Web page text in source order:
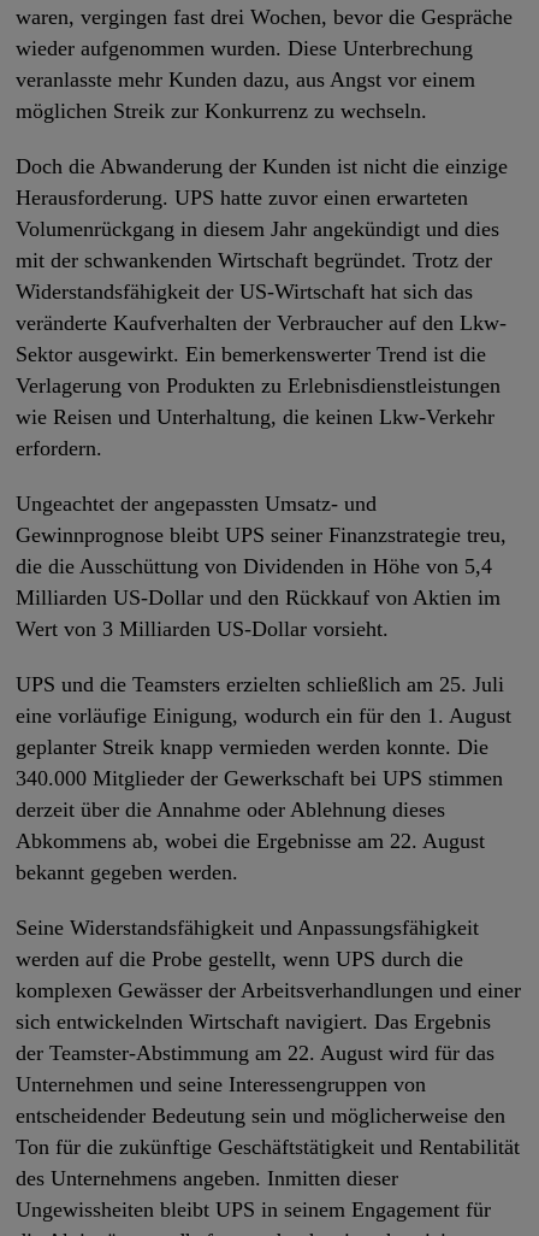
waren, vergingen fast drei Wochen, bevor die Gespräche
wieder aufgenommen wurden. Diese Unterbrechung
veranlasste mehr Kunden dazu, aus Angst vor einem
möglichen Streik zur Konkurrenz zu wechseln.
Doch die Abwanderung der Kunden ist nicht die einzige
Herausforderung. UPS hatte zuvor einen erwarteten
Volumenrückgang in diesem Jahr angekündigt und dies
mit der schwankenden Wirtschaft begründet. Trotz der
Widerstandsfähigkeit der US-Wirtschaft hat sich das
veränderte Kaufverhalten der Verbraucher auf den Lkw-
Sektor ausgewirkt. Ein bemerkenswerter Trend ist die
Verlagerung von Produkten zu Erlebnisdienstleistungen
wie Reisen und Unterhaltung, die keinen Lkw-Verkehr
erfordern.
Ungeachtet der angepassten Umsatz- und
Gewinnprognose bleibt UPS seiner Finanzstrategie treu,
die die Ausschüttung von Dividenden in Höhe von 5,4
Milliarden US-Dollar und den Rückkauf von Aktien im
Wert von 3 Milliarden US-Dollar vorsieht.
UPS und die Teamsters erzielten schließlich am 25. Juli
eine vorläufige Einigung, wodurch ein für den 1. August
geplanter Streik knapp vermieden werden konnte. Die
340.000 Mitglieder der Gewerkschaft bei UPS stimmen
derzeit über die Annahme oder Ablehnung dieses
Abkommens ab, wobei die Ergebnisse am 22. August
bekannt gegeben werden.
Seine Widerstandsfähigkeit und Anpassungsfähigkeit
werden auf die Probe gestellt, wenn UPS durch die
komplexen Gewässer der Arbeitsverhandlungen und einer
sich entwickelnden Wirtschaft navigiert. Das Ergebnis
der Teamster-Abstimmung am 22. August wird für das
Unternehmen und seine Interessengruppen von
entscheidender Bedeutung sein und möglicherweise den
Ton für die zukünftige Geschäftstätigkeit und Rentabilität
des Unternehmens angeben. Inmitten dieser
Ungewissheiten bleibt UPS in seinem Engagement für